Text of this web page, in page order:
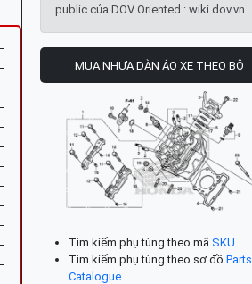
public của DOV Oriented : wiki.dov.vn
MUA NHỰA DÀN ÁO XE THEO BỘ
Tìm kiếm phụ tùng theo mã SKU
Tìm kiếm phụ tùng theo sơ đồ Parts
Catalogue